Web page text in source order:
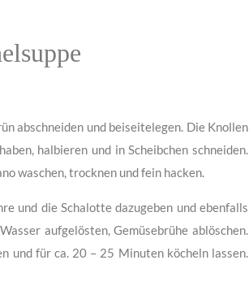
abschneiden und beiseitelegen. Die Knollen
halbieren und in Scheibchen schneiden.
waschen, trocknen und fein hacken.
und die Schalotte dazugeben und ebenfalls
aufgelösten, Gemüsebrühe ablöschen.
und für ca. 20 – 25 Minuten köcheln lassen.